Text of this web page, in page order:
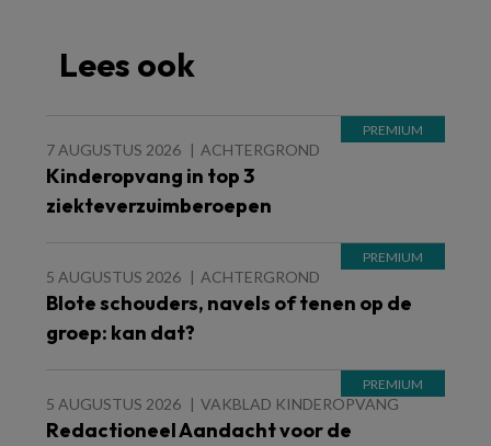
Lees ook
7 AUGUSTUS 2026 ACHTERGROND
Kinderopvang in top 3
ziekteverzuimberoepen
5 AUGUSTUS 2026 ACHTERGROND
Blote schouders, navels of tenen op de
groep: kan dat?
5 AUGUSTUS 2026 VAKBLAD KINDEROPVANG
Redactioneel Aandacht voor de